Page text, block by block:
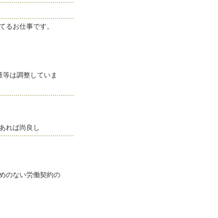
お仕事です。
は調整していま
れば尚良し
のない労働契約の